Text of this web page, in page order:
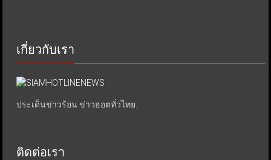
เกี่ยวกับเรา
ประเด็นข่าวร้อน ข่าวฮอตทั่วไทย.
ติดต่อเรา